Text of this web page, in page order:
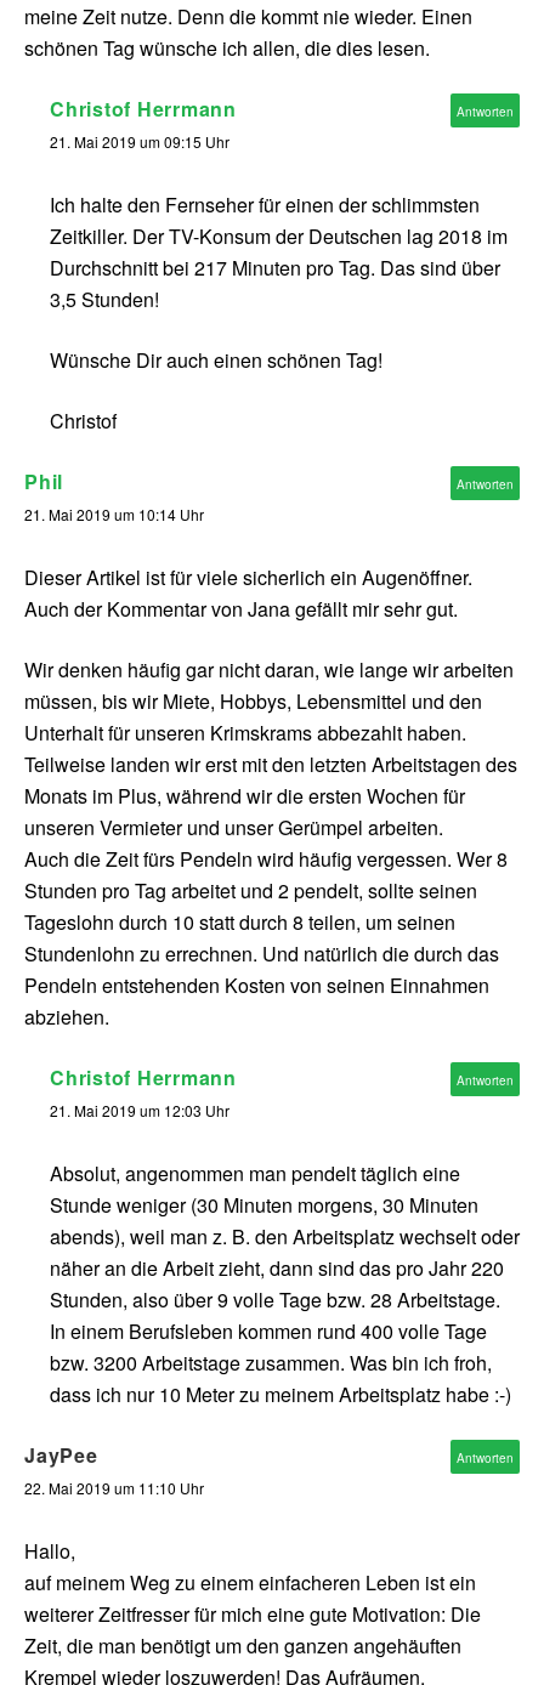
meine Zeit nutze. Denn die kommt nie wieder. Einen
schönen Tag wünsche ich allen, die dies lesen.
Christof Herrmann
21. Mai 2019 um 09:15 Uhr
Ich halte den Fernseher für einen der schlimmsten
Zeitkiller. Der TV-Konsum der Deutschen lag 2018 im
Durchschnitt bei 217 Minuten pro Tag. Das sind über
3,5 Stunden!
Wünsche Dir auch einen schönen Tag!
Christof
Antworten
Phil
21. Mai 2019 um 10:14 Uhr
Dieser Artikel ist für viele sicherlich ein Augenöffner.
Auch der Kommentar von Jana gefällt mir sehr gut.
Wir denken häufig gar nicht daran, wie lange wir arbeiten
müssen, bis wir Miete, Hobbys, Lebensmittel und den
Unterhalt für unseren Krimskrams abbezahlt haben.
Teilweise landen wir erst mit den letzten Arbeitstagen des
Monats im Plus, während wir die ersten Wochen für
unseren Vermieter und unser Gerümpel arbeiten.
Auch die Zeit fürs Pendeln wird häufig vergessen. Wer 8
Stunden pro Tag arbeitet und 2 pendelt, sollte seinen
Tageslohn durch 10 statt durch 8 teilen, um seinen
Stundenlohn zu errechnen. Und natürlich die durch das
Pendeln entstehenden Kosten von seinen Einnahmen
abziehen.
Antworten
Christof Herrmann
21. Mai 2019 um 12:03 Uhr
Absolut, angenommen man pendelt täglich eine
Stunde weniger (30 Minuten morgens, 30 Minuten
abends), weil man z. B. den Arbeitsplatz wechselt oder
näher an die Arbeit zieht, dann sind das pro Jahr 220
Stunden, also über 9 volle Tage bzw. 28 Arbeitstage.
In einem Berufsleben kommen rund 400 volle Tage
bzw. 3200 Arbeitstage zusammen. Was bin ich froh,
dass ich nur 10 Meter zu meinem Arbeitsplatz habe :-)
Antworten
JayPee
22. Mai 2019 um 11:10 Uhr
Hallo,
auf meinem Weg zu einem einfacheren Leben ist ein
weiterer Zeitfresser für mich eine gute Motivation: Die
Zeit, die man benötigt um den ganzen angehäuften
Krempel wieder loszuwerden! Das Aufräumen,
Antworten